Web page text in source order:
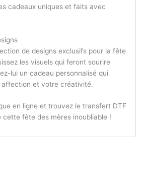
cadeaux uniques et faits avec
de designs exclusifs pour la fête
les visuels qui feront sourire
lui un cadeau personnalisé qui
et votre créativité.
en ligne et trouvez le transfert DTF
cette fête des mères inoubliable !